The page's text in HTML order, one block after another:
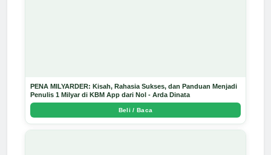
PENA MILYARDER: Kisah, Rahasia Sukses, dan Panduan Menjadi
Penulis 1 Milyar di KBM App dari Nol - Arda Dinata
Beli / Baca